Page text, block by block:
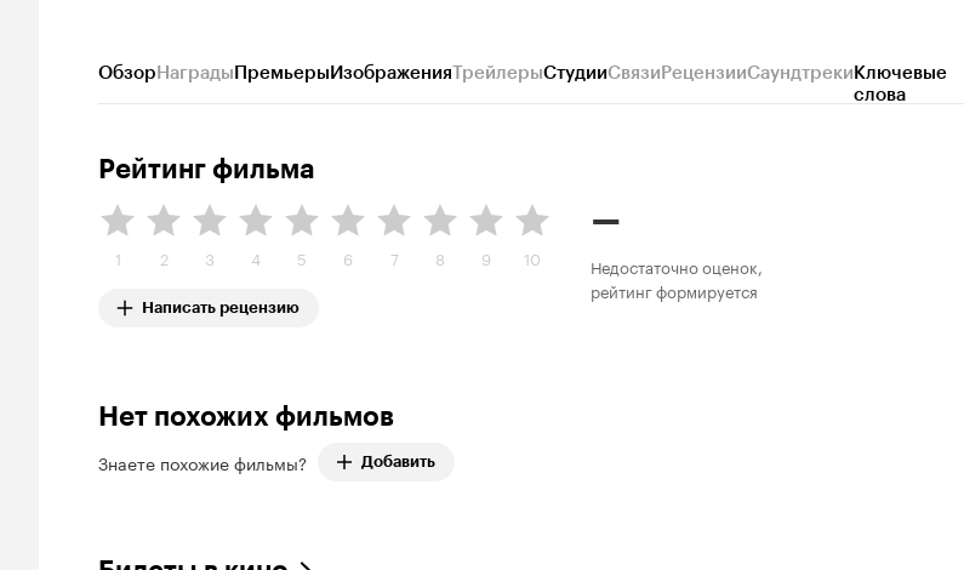
ОбзорНаградыПремьерыИзображенияТрейлерыСтудииСвязиРецензииСаундтрекиКлючевые
слова
Рейтинг фильма
1 2 3 4 5 6 7 8 9 10
Написать рецензию
–
Недостаточно оценок,
рейтинг формируется
Нет похожих фильмов
Знаете похожие фильмы? Добавить